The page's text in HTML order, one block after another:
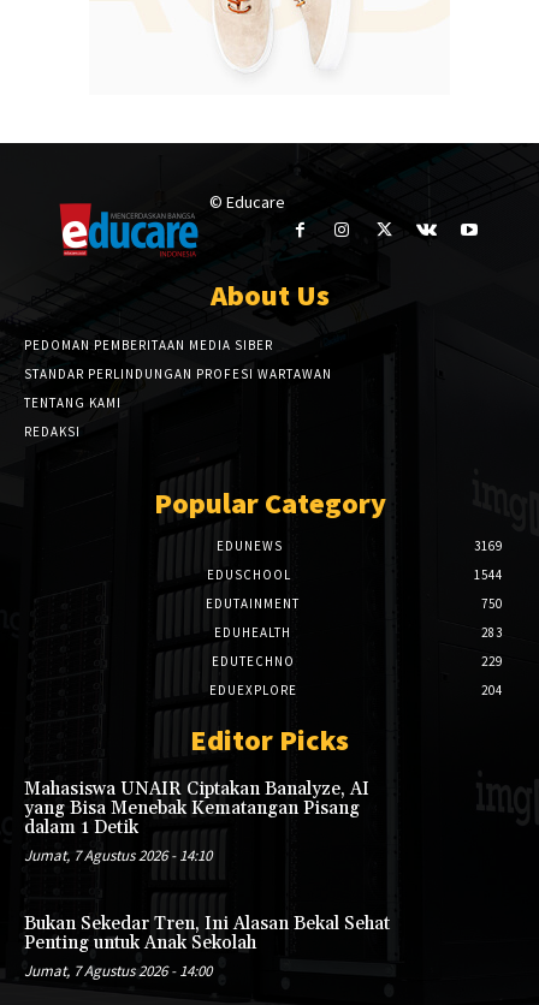
© Educare
About Us
PEDOMAN PEMBERITAAN MEDIA SIBER
STANDAR PERLINDUNGAN PROFESI WARTAWAN
TENTANG KAMI
REDAKSI
Popular Category
EDUNEWS
3169
EDUSCHOOL
1544
EDUTAINMENT
750
EDUHEALTH
283
EDUTECHNO
229
EDUEXPLORE
204
Editor Picks
Mahasiswa UNAIR Ciptakan Banalyze, AI
yang Bisa Menebak Kematangan Pisang
dalam 1 Detik
Jumat, 7 Agustus 2026 - 14:10
Bukan Sekedar Tren, Ini Alasan Bekal Sehat
Penting untuk Anak Sekolah
Jumat, 7 Agustus 2026 - 14:00